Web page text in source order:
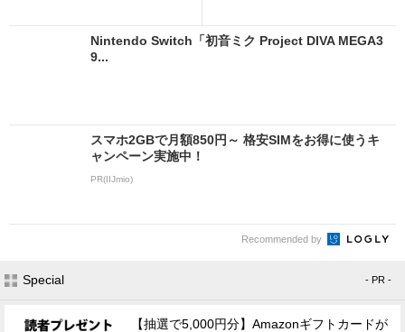
Nintendo Switch「初音ミク Project DIVA MEGA3
9...
スマホ2GBで月額850円～ 格安SIMをお得に使うキ
ャンペーン実施中！
PR(IIJmio)
Recommended by
Special - PR -
【抽選で5,000円分】Amazonギフトカードが